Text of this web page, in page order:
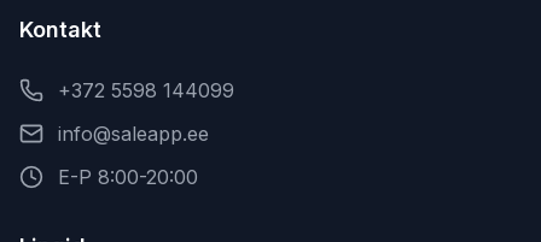
Kontakt
+372 5598 144099
info@saleapp.ee
E-P 8:00-20:00